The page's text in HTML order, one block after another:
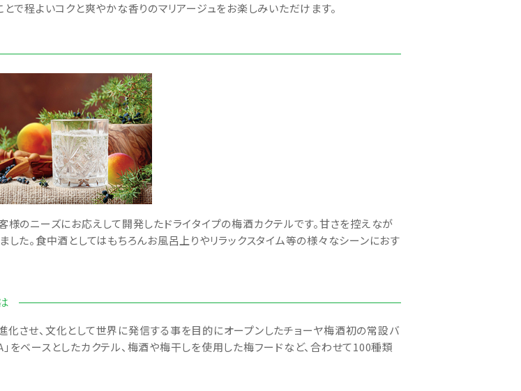
で程よいコクと爽やかな香りのマリアージュをお楽しみいただけます。
のニーズにお応えして開発したドライタイプの梅酒カクテルです。甘さを控えなが
た。食中酒としてはもちろんお風呂上りやリラックスタイム等の様々なシーンにおす
させ、文化として世界に発信する事を目的にオープンしたチョーヤ梅酒初の常設バ
をベースとしたカクテル、梅酒や梅干しを使用した梅フードなど、合わせて100種類